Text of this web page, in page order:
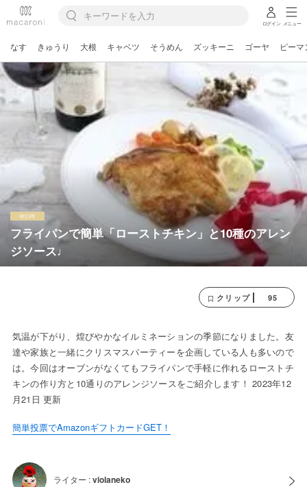
ログイン メニュー
なす きゅうり 大根 キャベツ そうめん ズッキーニ ゴーヤ ピーマ
フライパンで簡単「ローストチキン」と10種のアレン
ジソース♩
クリップ 95
気温が下がり、煌びやかなイルミネーションの季節になりました。友
達や家族と一緒にクリスマスパーティーを企画している人も多いので
は。今回はオーブンがなくてもフライパンで手軽に作れるローストチ
キンの作り方と10通りのアレンジソースをご紹介します！ 2023年12
月21日 更新
簡単投票でAmazonギフトカードGET！
ライター :violaneko